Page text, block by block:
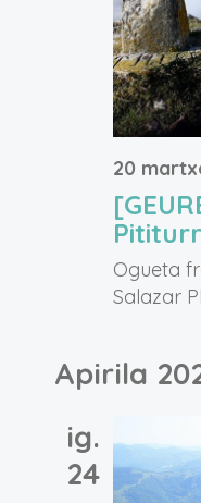
20
Ogueta
Salazar
Apirila
ig.
24